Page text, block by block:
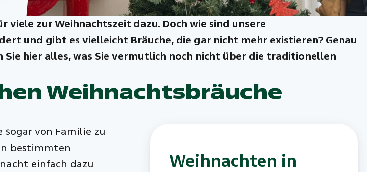
zur Weihnachtszeit dazu. Doch wie sind unsere
und gibt es vielleicht Bräuche, die gar nicht mehr existieren? Genau
hier alles, was Sie vermutlich noch nicht über die traditionellen
Weihnachtsbräuche
sogar von Familie zu
bestimmten
einfach dazu
Weihnachten in